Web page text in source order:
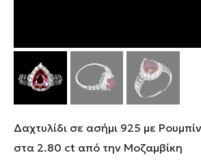
Δαχτυλίδι σε ασήμι 925 με
στα 2.80 ct από την Μοζαμβίκη